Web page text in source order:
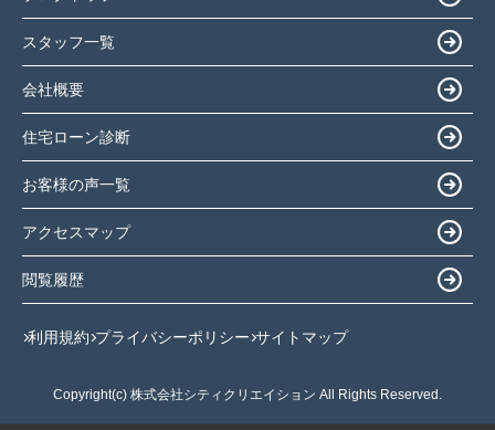
スタッフ一覧
会社概要
住宅ローン診断
お客様の声一覧
アクセスマップ
閲覧履歴
利用規約 プライバシーポリシー サイトマップ
Copyright(c) 株式会社シティクリエイション All Rights Reserved.